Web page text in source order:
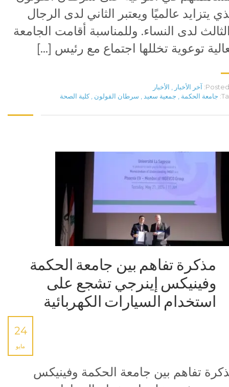
يتزايد عالميًا ويعتبر الثاني لدى الرجال
لدى النساء. وللمناسبة أقامت الجامعة
توعوية تخللها اجتماع مع رئيس […]
Posted آخر الأخبار
الأخبار
جامعة الحكمة جمعية سعيد سرطان القولون كلية الصحة
مذكرة تفاهم بين جامعة الحكمة
وفينيكس إينرجي تشجع على
استخدام السيارات الكهربائية
24
مايو
تفاهم بين جامعة الحكمة وفينيكس